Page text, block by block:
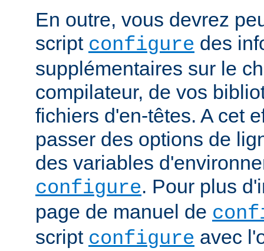
En outre, vous devrez
script configure des
supplémentaires sur le
compilateur, de vos
fichiers d'en-têtes. A cet
passer des options de
des variables
configure. Pour plus
page de manuel de
script configure avec